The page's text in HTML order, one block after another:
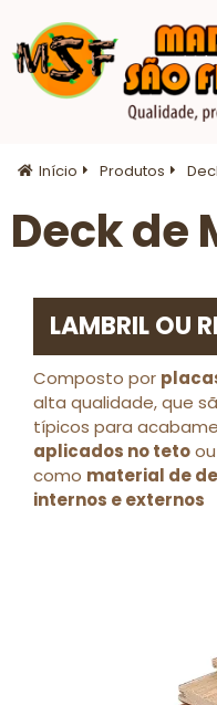
Início Produtos
Deck de
LAMBRIL OU
Composto por
alta qualidade, que
típicos para
aplicados no teto
como material de
internos e externos